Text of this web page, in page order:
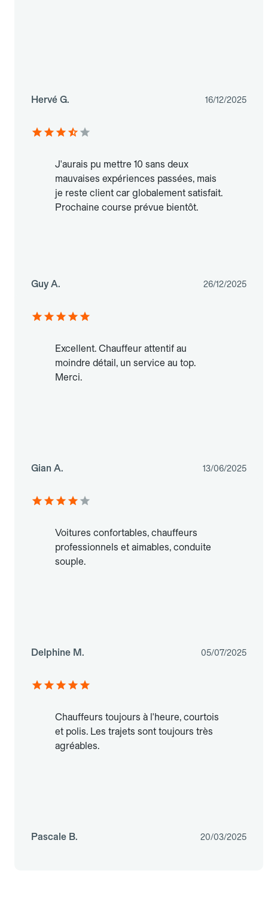
Hervé G. 16/12/2025
J'aurais pu mettre 10 sans deux
mauvaises expériences passées, mais
je reste client car globalement satisfait.
Prochaine course prévue bientôt.
Guy A. 26/12/2025
Excellent. Chauffeur attentif au
moindre détail, un service au top.
Merci.
Gian A. 13/06/2025
Voitures confortables, chauffeurs
professionnels et aimables, conduite
souple.
Delphine M. 05/07/2025
Chauffeurs toujours à l'heure, courtois
et polis. Les trajets sont toujours très
agréables.
Pascale B. 20/03/2025